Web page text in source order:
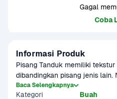
Gagal
Coba
Informasi Produk
Pisang Tanduk memiliki
dibandingkan pisang jenis lain.
manis dan legit, sehingga
atau pisang goreng. Bentuknya
Baca Selengkapnya
Kategori Buah